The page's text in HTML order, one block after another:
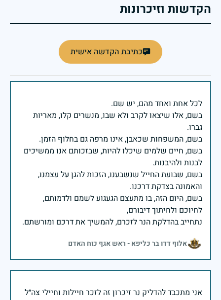
הקדשות וזיכרונות
כתיבת הקדשה אישית
בשם, אלו שיצאו לקרב ולא שבו, מנשרים קלו, מאריות
בשם, חיים שלמים שיכלו להיות, שבזכותם אנו ממשיכים
בשם, שבועת החייל שנשבענו, הזכות להגן על עצמנו,
בשם, היום הזה, בו מתעצם הגעגוע לשמם ולדמותם,
נתחייב בהדלקת הנר לזכרם, להמשיך את דרכם ומורשתם.
אלוף דדו בר כליפא - ראש אגף כוח האדם
אני מתכבד להדליק נר זיכרון זה לזכר חיילות וחיילי צה״ל